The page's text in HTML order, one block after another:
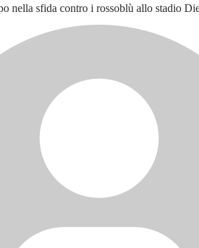
nella sfida contro i rossoblù allo stadio